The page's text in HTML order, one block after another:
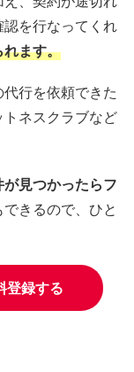
を行なってくれ
ます。
行を依頼できた
ネスクラブなど
が見つかったらフ
きるので、ひと
登録する